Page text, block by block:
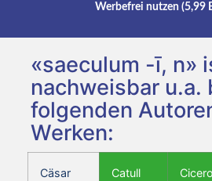
Werbefrei nutzen (5,99
«saeculum -ī, n»
nachweisbar u.a.
folgenden
Werken:
Cäsar
Catull
Cicero